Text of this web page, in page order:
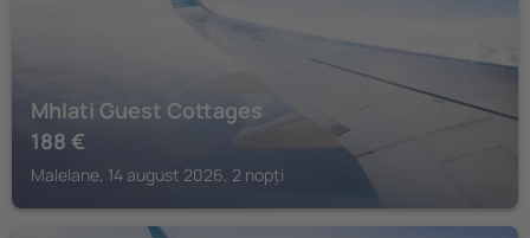
Mhlati Guest Cottages
188 €
Malelane, 14 august 2026, 2 nopți